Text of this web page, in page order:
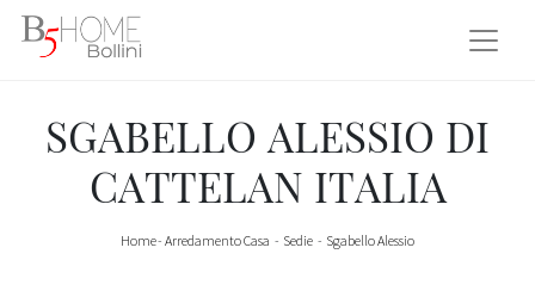
SGABELLO ALESSIO DI
CATTELAN ITALIA
Home- Arredamento Casa - Sedie - Sgabello Alessio